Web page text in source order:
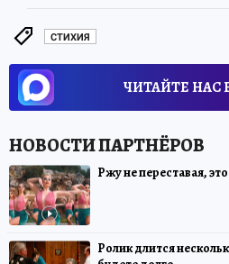
СТИХИЯ
ЧИТАЙТЕ НАС
Ржу не переставая,
Ролик длится